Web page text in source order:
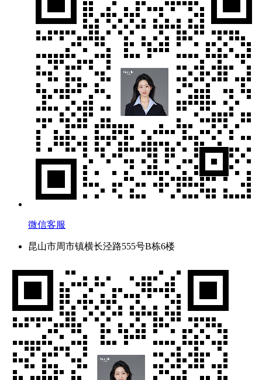
微信客服
昆山市周市镇横长泾路555号B栋6楼